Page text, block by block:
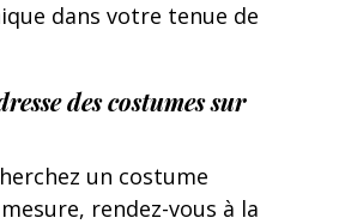
dans votre tenue de
des costumes sur
un costume
rendez-vous à la